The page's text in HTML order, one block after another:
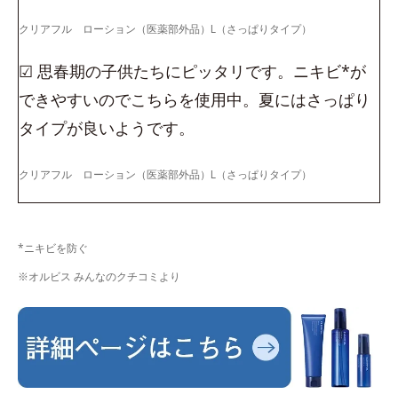
クリアフル ローション（医薬部外品）L（さっぱりタイプ）
☑ 思春期の子供たちにピッタリです。ニキビ*が
できやすいのでこちらを使用中。夏にはさっぱり
タイプが良いようです。
クリアフル ローション（医薬部外品）L（さっぱりタイプ）
*ニキビを防ぐ
※オルビス みんなのクチコミより